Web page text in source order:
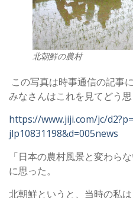
北朝鮮の農村
この写真は時事通信の記事
みなさんはこれを見てどう思
https://www.jiji.com/jc/
jlp10831198&d=005news
「日本の農村風景と変わら
に思った。
北朝鮮というと、当時の私